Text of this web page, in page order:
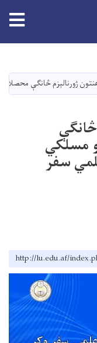
ژورنالېزم څانګې
مسلکي
سفر
http://lu.edu.af/